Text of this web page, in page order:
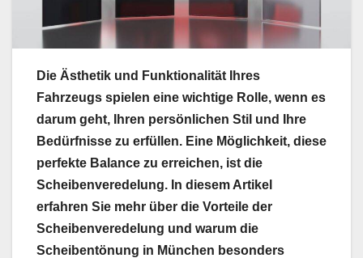
Die Ästhetik und Funktionalität Ihres
Fahrzeugs spielen eine wichtige Rolle, wenn es
darum geht, Ihren persönlichen Stil und Ihre
Bedürfnisse zu erfüllen. Eine Möglichkeit, diese
perfekte Balance zu erreichen, ist die
Scheibenveredelung. In diesem Artikel
erfahren Sie mehr über die Vorteile der
Scheibenveredelung und warum die
Scheibentönung in München besonders